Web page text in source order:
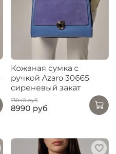
Кожаная сумка с
ручкой Azaro 30665
сиреневый закат
13840 руб
8990 руб